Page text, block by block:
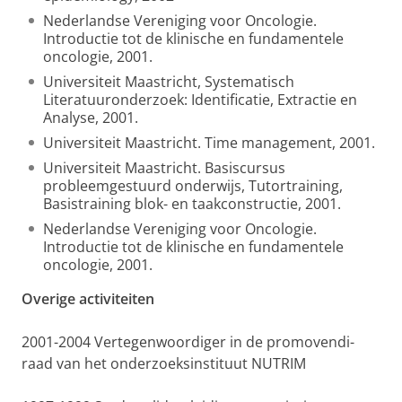
Nederlandse Vereniging voor Oncologie.
Introductie tot de klinische en fundamentele
oncologie, 2001.
Universiteit Maastricht, Systematisch
Literatuuronderzoek: Identificatie, Extractie en
Analyse, 2001.
Universiteit Maastricht. Time management, 2001.
Universiteit Maastricht. Basiscursus
probleemgestuurd onderwijs, Tutortraining,
Basistraining blok- en taakconstructie, 2001.
Nederlandse Vereniging voor Oncologie.
Introductie tot de klinische en fundamentele
oncologie, 2001.
Overige activiteiten
2001-2004 Vertegenwoordiger in de promovendi-
raad van het onderzoeksinstituut NUTRIM